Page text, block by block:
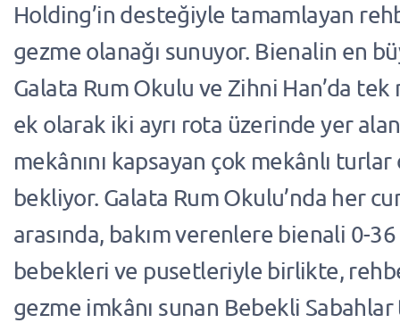
Holding’in desteğiyle tamamlayan
gezme olanağı sunuyor. Bienalin en
Galata Rum Okulu ve Zihni Han’da
ek olarak iki ayrı rota üzerinde yer
mekânını kapsayan çok mekânlı
bekliyor. Galata Rum Okulu’nda her
arasında, bakım verenlere bienali 0-36
bebekleri ve pusetleriyle birlikte,
gezme imkânı sunan Bebekli Sabahlar